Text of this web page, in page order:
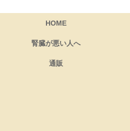
HOME
腎臓が悪い人へ
通販